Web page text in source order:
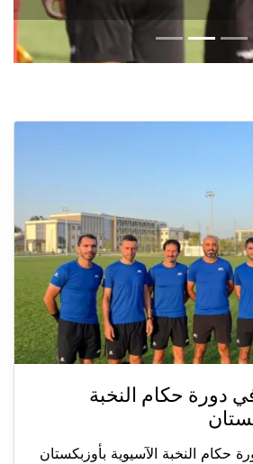
دورة حكام النخبة
حكام النخبة الآسيوية بأوزبكستان